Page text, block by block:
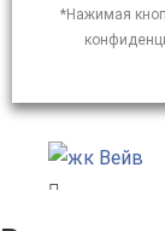
*Нажимая